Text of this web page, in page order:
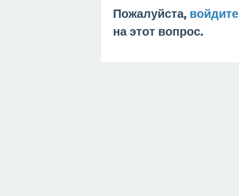
Пожалуйста, войдите
на этот вопрос.